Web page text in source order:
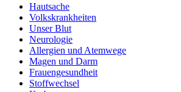
Hautsache
Volkskrankheiten
Unser Blut
Neurologie
Allergien und Atemwege
Magen und Darm
Frauengesundheit
Stoffwechsel